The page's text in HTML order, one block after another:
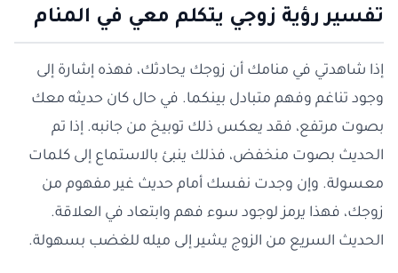
تفسير رؤية زوجي يتكلم معي في المنام
إذا شاهدتي في منامك أن زوجك يحادثك، فهذه إشارة إلى
وجود تناغم وفهم متبادل بينكما. في حال كان حديثه معك
بصوت مرتفع، فقد يعكس ذلك توبيخ من جانبه. إذا تم
الحديث بصوت منخفض، فذلك ينبئ بالاستماع إلى كلمات
معسولة. وإن وجدت نفسك أمام حديث غير مفهوم من
زوجك، فهذا يرمز لوجود سوء فهم وابتعاد في العلاقة.
الحديث السريع من الزوج يشير إلى ميله للغضب بسهولة.